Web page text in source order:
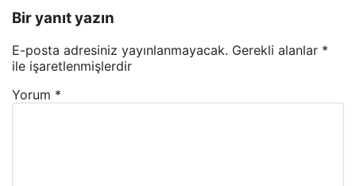
Bir yanıt yazın
E-posta adresiniz yayınlanmayacak. Gerekli alanlar *
ile işaretlenmişlerdir
Yorum *